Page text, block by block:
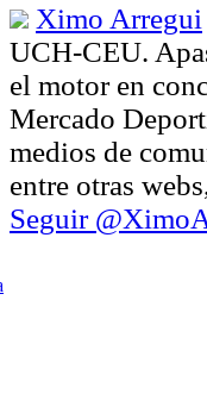
Ximo Arregui
UCH-CEU.
el motor en
Mercado
medios de
entre otras
Seguir